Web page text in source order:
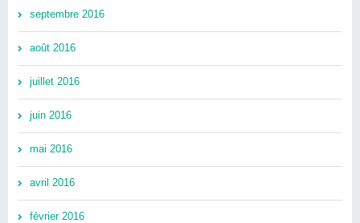
septembre 2016
août 2016
juillet 2016
juin 2016
mai 2016
avril 2016
février 2016